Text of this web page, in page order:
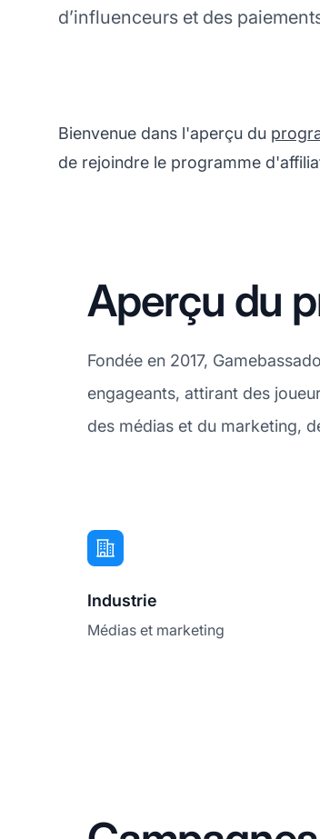
d’influenceurs et des
Bienvenue dans l'aperçu du
de rejoindre le programme
Aperçu du
Fondée en 2017,
engageants, attirant des
des médias et du marketing,
Industrie
Médias et marketing